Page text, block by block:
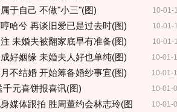
10-01-
于自己 不做"小三"(图)
10-01-
哈兮 再谈旧爱已是过去时(图)
10-01-
未婚夫被翻家底早有准备(图)
10-01-
好姻缘 未婚夫人好也单纯(图)
10-01-
不结婚 开始筹备婚纱事宜(图)
10-01-
元喜饼报喜讯(图)
10-01-
媒体跟拍 胜周董约会林志玲(图